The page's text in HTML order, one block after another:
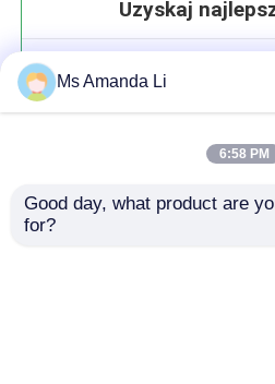
Uzyskaj
Ms Amanda Li
6:58 PM
Good day, what product are
for?